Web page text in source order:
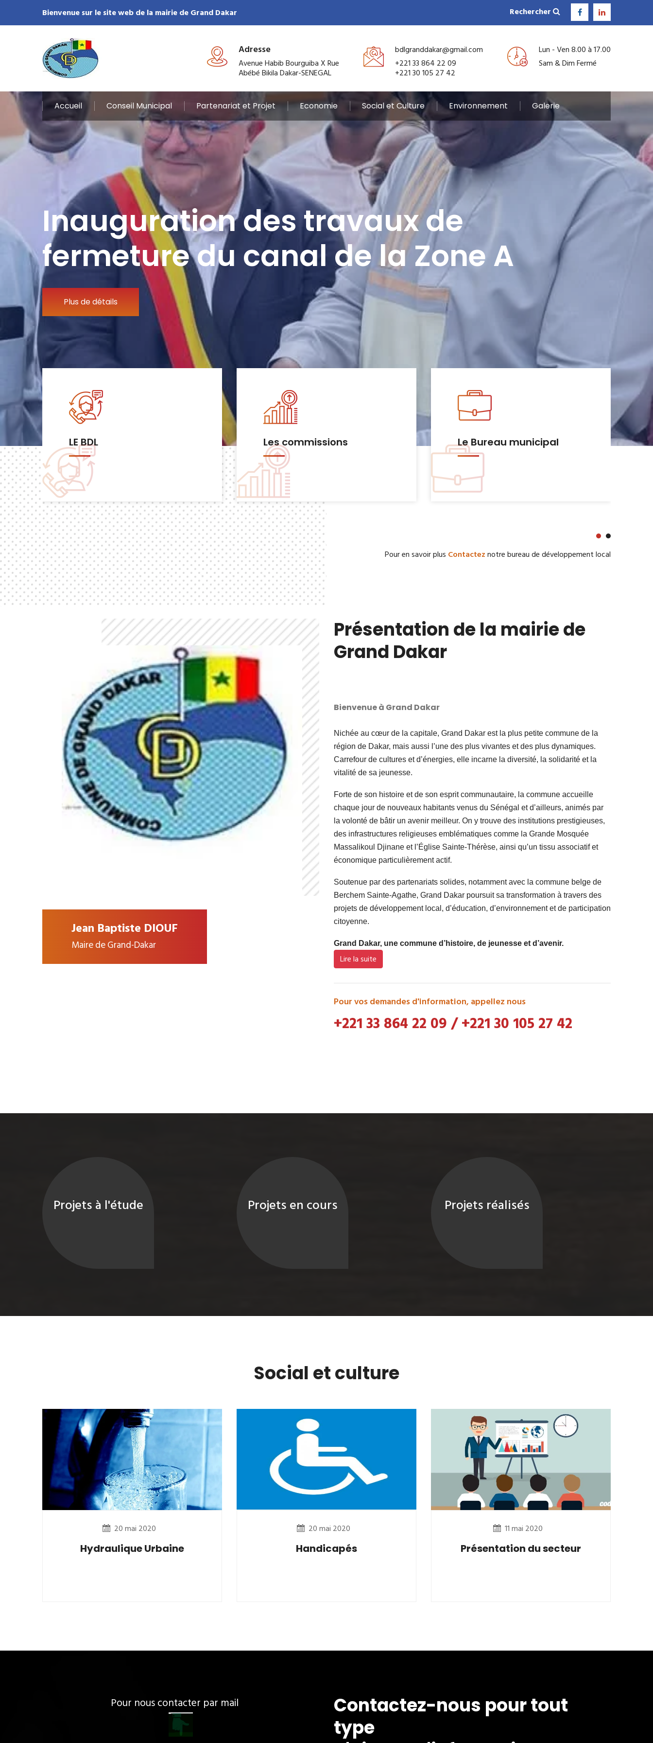
Bienvenue sur le site web de la mairie de Grand Dakar Rechercher
Adresse
Avenue Habib Bourguiba X Rue
Abébé Bikila Dakar-SENEGAL
bdlgranddakar@gmail.com
+221 33 864 22 09
+221 30 105 27 42
Lun - Ven 8.00 à 17.00
Sam & Dim Fermé
Accueil Conseil Municipal Partenariat et Projet Economie Social et Culture Environnement Galerie
Inauguration des travaux de
fermeture du canal de la Zone A
Plus de détails
Les commissions Le Bureau municipal Urbanisme et Habitat
Pour en savoir plus Contacteznotre bureau de développement local
Jean Baptiste DIOUF
Maire de Grand-Dakar
Présentation de la mairie de
Grand Dakar
Bienvenue à Grand Dakar
Nichée au cœur de la capitale, Grand Dakar est la plus petite commune de la
région de Dakar, mais aussi l’une des plus vivantes et des plus dynamiques.
Carrefour de cultures et d’énergies, elle incarne la diversité, la solidarité et la
vitalité de sa jeunesse.
Forte de son histoire et de son esprit communautaire, la commune accueille
chaque jour de nouveaux habitants venus du Sénégal et d’ailleurs, animés par
la volonté de bâtir un avenir meilleur. On y trouve des institutions prestigieuses,
des infrastructures religieuses emblématiques comme la Grande Mosquée
Massalikoul Djinane et l’Église Sainte-Thérèse, ainsi qu’un tissu associatif et
économique particulièrement actif.
Soutenue par des partenariats solides, notamment avec la commune belge de
Berchem Sainte-Agathe, Grand Dakar poursuit sa transformation à travers des
projets de développement local, d’éducation, d’environnement et de participation
citoyenne.
Grand Dakar, une commune d’histoire, de jeunesse et d’avenir.
Lire la suite
Pour vos demandes d'information, appellez nous
+221 33 864 22 09/+221 30 105 27 42
Projets à l'étude Projets en cours Projets réalisés
Social et culture
20 mai 2020
Hydraulique Urbaine
20 mai 2020
Handicapés
11 mai 2020
Présentation du secteur
Pour nous contacter par mail
Contactez-nous pour tout
type